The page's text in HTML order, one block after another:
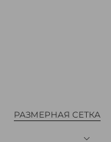
РАЗМЕРНАЯ СЕТКА